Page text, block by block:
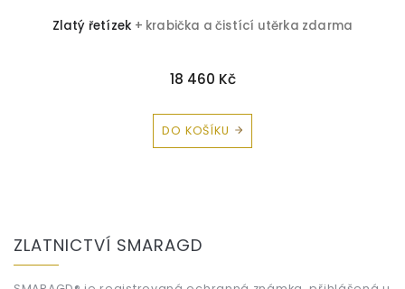
Zlatý řetízek + krabička a čistící utěrka zdarma
18 460 Kč
DO KOŠÍKU
ZLATNICTVÍ SMARAGD